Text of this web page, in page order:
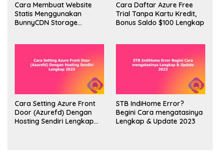
Cara Membuat Website
Statis Menggunakan
BunnyCDN Storage
Cara Daftar Azure Free
Trial Tanpa Kartu Kredit,
Bonus Saldo $100 Lengkap
Cara Setting Azure Front
Door (Azurefd) Dengan
Hosting Sendiri Lengkap
STB IndiHome Error?
Begini Cara mengatasinya
Lengkap & Update 2023